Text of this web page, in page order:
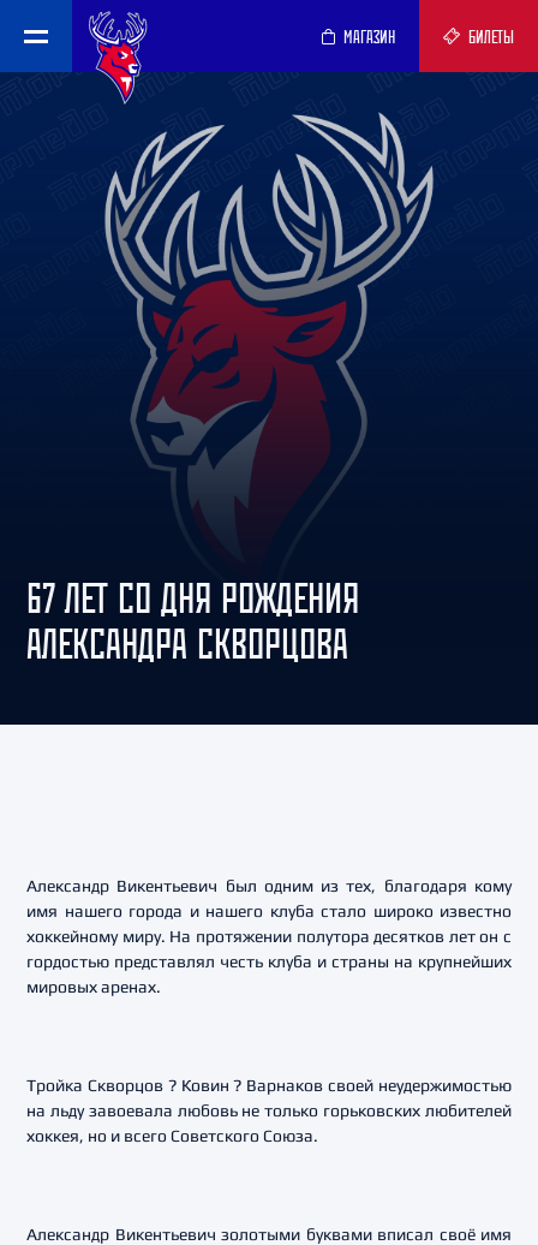
МАГАЗИН БИЛЕТЫ
67 ЛЕТ СО ДНЯ РОЖДЕНИЯ
АЛЕКСАНДРА СКВОРЦОВА
Александр Викентьевич был одним из тех, благодаря кому
имя нашего города и нашего клуба стало широко известно
хоккейному миру. На протяжении полутора десятков лет он с
гордостью представлял честь клуба и страны на крупнейших
мировых аренах.
Тройка Скворцов ? Ковин ? Варнаков своей неудержимостью
на льду завоевала любовь не только горьковских любителей
хоккея, но и всего Советского Союза.
Александр Викентьевич золотыми буквами вписал своё имя